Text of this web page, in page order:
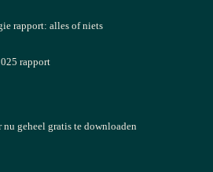
rapport: alles of niets
rapport
nu geheel gratis te downloaden